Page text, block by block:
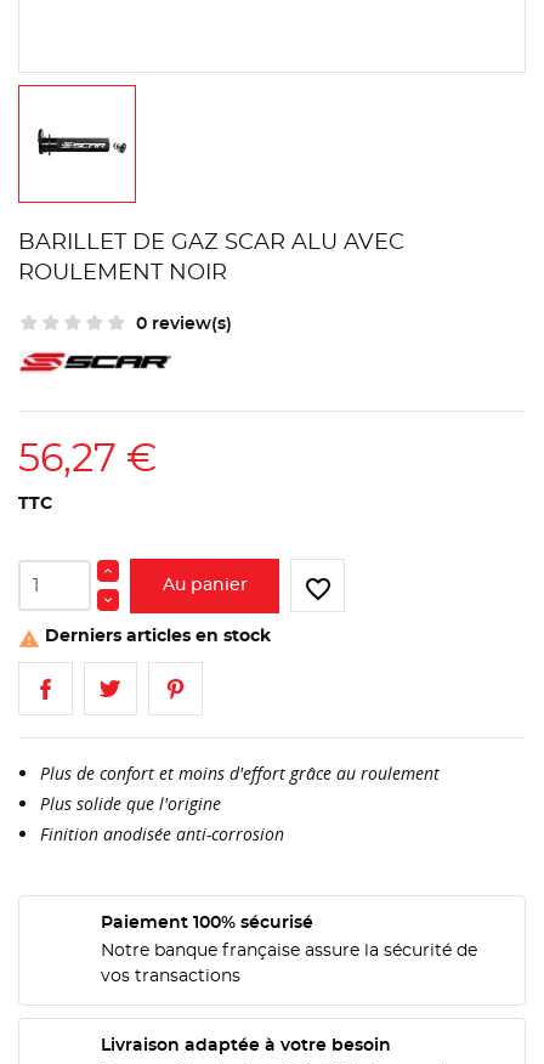
BARILLET DE GAZ SCAR ALU AVEC
ROULEMENT NOIR
0 review(s)
56,27 €
TTC
Au panier favorite_border
 Derniers articles en stock
Plus de confort et moins d'effort grâce au roulement
Plus solide que l'origine
Finition anodisée anti-corrosion
Paiement 100% sécurisé
Notre banque française assure la sécurité de
vos transactions
Livraison adaptée à votre besoin